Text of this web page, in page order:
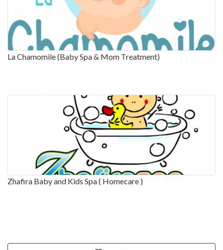
La Chamomile (Baby Spa & Mom Treatment)
Zhafira Baby and Kids Spa ( Homecare )